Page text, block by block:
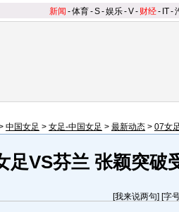
新闻 -体育-S-娱乐-V- 财经- IT-
中国女足 > 女足-中国女足 > 最新动态 > 07女
足VS芬兰 张颖突破
[我来说两句] [字